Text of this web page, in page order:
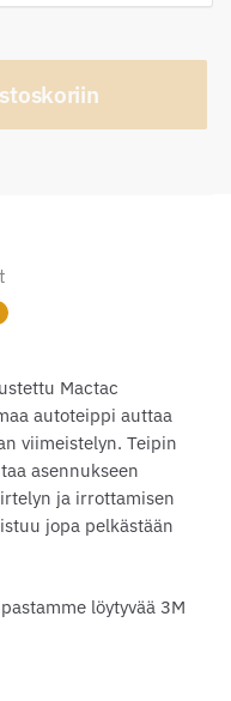
Mactac
autoteippi auttaa
viimeistelyn. Teipin
asennukseen
ja irrottamisen
jopa pelkästään
löytyvää 3M